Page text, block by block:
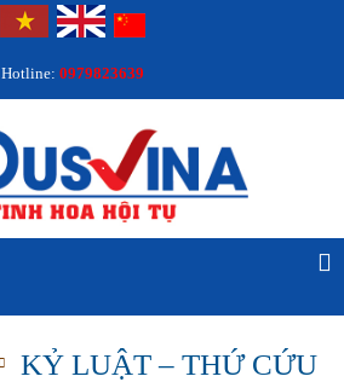
Hotline: 0979823639
KỶ LUẬT – THỨ CỨU